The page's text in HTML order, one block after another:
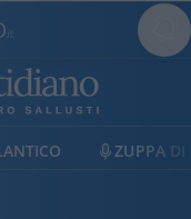
ZUPPA DI